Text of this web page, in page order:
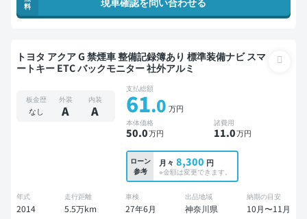
料
トヨタ アクア G 禁煙車 整備記録簿あり 標準装備ナビ スマ
ートキー ETC バックモニター 社外アルミ
板金歴
なし
外装
A
内装
A
支払総額
61.0 万円
本体価格
50.0万円
諸費用
11.0万円
ローン
参考
月々 8,300 円
※金額は変更できます。
年式
2014
走行距離
5.5万km
車検
27年6月
出品地域
神奈川県
納期の目安
10月〜11月